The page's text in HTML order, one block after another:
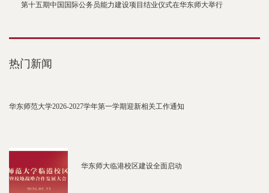
第十五期中国国际公务员能力建设项目结业仪式在华东师大举行
热门新闻
华东师范大学2026-2027学年第一学期迎新相关工作通知
华东师大临港校区建设全面启动